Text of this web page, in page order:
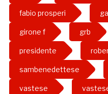
fabio prosperi
girone f grb
presidente
sambenedettese
vastese